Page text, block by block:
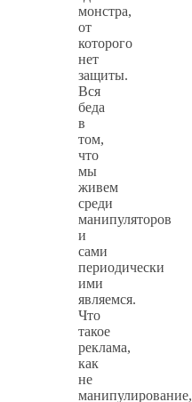
монстра,
от
которого
нет
защиты.
Вся
беда
в
том,
что
мы
живем
среди
манипуляторов
и
сами
периодически
ими
являемся.
Что
такое
реклама,
как
не
манипулирование,